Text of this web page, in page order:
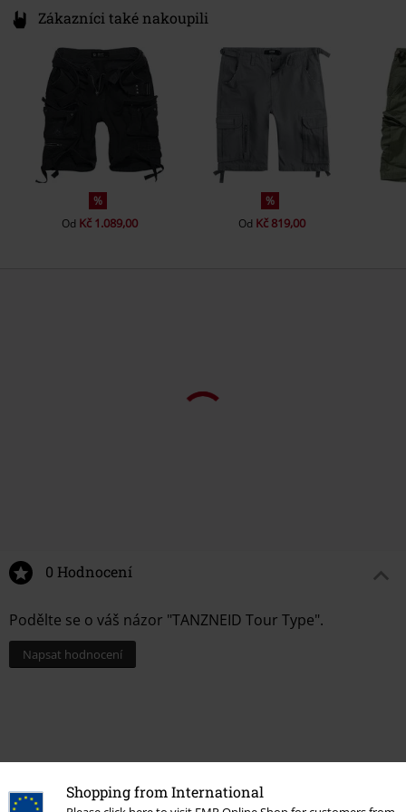
Shopping from International
Zákazníci také nakoupili
%
Od Kč 1.089,00
%
Od Kč 819,00
0 Hodnocení
Podělte se o váš názor "TANZNEID Tour Type".
Napsat hodnocení